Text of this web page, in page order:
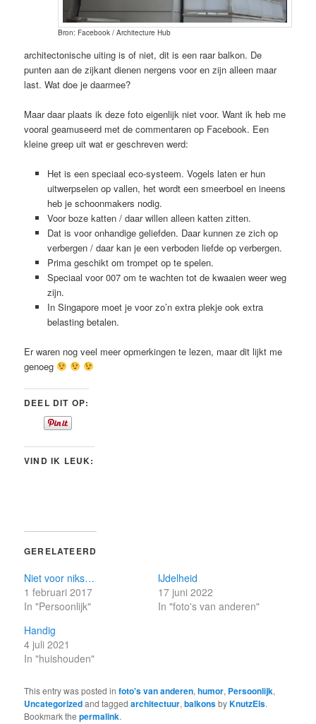
Bron: Facebook / Architecture Hub
architectonische uiting is of niet, dit is een raar balkon. De
punten aan de zijkant dienen nergens voor en zijn alleen maar
last. Wat doe je daarmee?
Maar daar plaats ik deze foto eigenlijk niet voor. Want ik heb me
vooral geamuseerd met de commentaren op Facebook. Een
kleine greep uit wat er geschreven werd:
Het is een speciaal eco-systeem. Vogels laten er hun
uitwerpselen op vallen, het wordt een smeerboel en ineens
heb je schoonmakers nodig.
Voor boze katten / daar willen alleen katten zitten.
Dat is voor onhandige geliefden. Daar kunnen ze zich op
verbergen / daar kan je een verboden liefde op verbergen.
Prima geschikt om trompet op te spelen.
Speciaal voor 007 om te wachten tot de kwaaien weer weg
zijn.
In Singapore moet je voor zo’n extra plekje ook extra
belasting betalen.
Er waren nog veel meer opmerkingen te lezen, maar dit lijkt me
genoeg
DEEL DIT OP:
VIND IK LEUK:
GERELATEERD
Niet voor niks…
1 februari 2017
In "Persoonlijk"
IJdelheid
17 juni 2022
In "foto's van anderen"
Handig
4 juli 2021
In "huishouden"
This entry was posted infoto's van anderen,humor, Persoonlijk,
Uncategorizedand taggedarchitectuur,balkonsbyKnutzEls.
Bookmark thepermalink.